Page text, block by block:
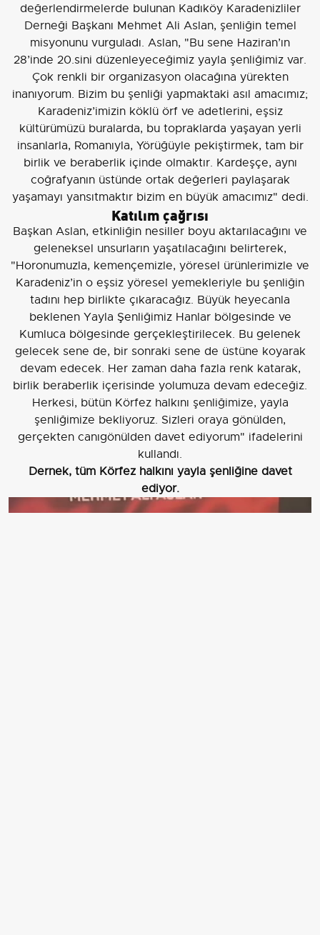
değerlendirmelerde bulunan Kadıköy Karadenizliler
Derneği Başkanı Mehmet Ali Aslan, şenliğin temel
misyonunu vurguladı. Aslan, "Bu sene Haziran’ın
28’inde 20.sini düzenleyeceğimiz yayla şenliğimiz var.
Çok renkli bir organizasyon olacağına yürekten
inanıyorum. Bizim bu şenliği yapmaktaki asıl amacımız;
Karadeniz’imizin köklü örf ve adetlerini, eşsiz
kültürümüzü buralarda, bu topraklarda yaşayan yerli
insanlarla, Romanıyla, Yörüğüyle pekiştirmek, tam bir
birlik ve beraberlik içinde olmaktır. Kardeşçe, aynı
coğrafyanın üstünde ortak değerleri paylaşarak
yaşamayı yansıtmaktır bizim en büyük amacımız" dedi.
Katılım çağrısı
Başkan Aslan, etkinliğin nesiller boyu aktarılacağını ve
geleneksel unsurların yaşatılacağını belirterek,
"Horonumuzla, kemençemizle, yöresel ürünlerimizle ve
Karadeniz’in o eşsiz yöresel yemekleriyle bu şenliğin
tadını hep birlikte çıkaracağız. Büyük heyecanla
beklenen Yayla Şenliğimiz Hanlar bölgesinde ve
Kumluca bölgesinde gerçekleştirilecek. Bu gelenek
gelecek sene de, bir sonraki sene de üstüne koyarak
devam edecek. Her zaman daha fazla renk katarak,
birlik beraberlik içerisinde yolumuza devam edeceğiz.
Herkesi, bütün Körfez halkını şenliğimize, yayla
şenliğimize bekliyoruz. Sizleri oraya gönülden,
gerçekten canıgönülden davet ediyorum" ifadelerini
kullandı.
Dernek, tüm Körfez halkını yayla şenliğine davet
ediyor.